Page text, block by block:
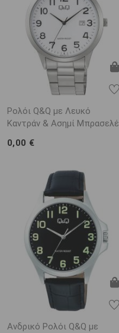
Ρολόι Q&Q με Λευκό
Καντράν & Ασημί Μπρασελέ
0,00 €
Ανδρικό Ρολόι Q&Q με